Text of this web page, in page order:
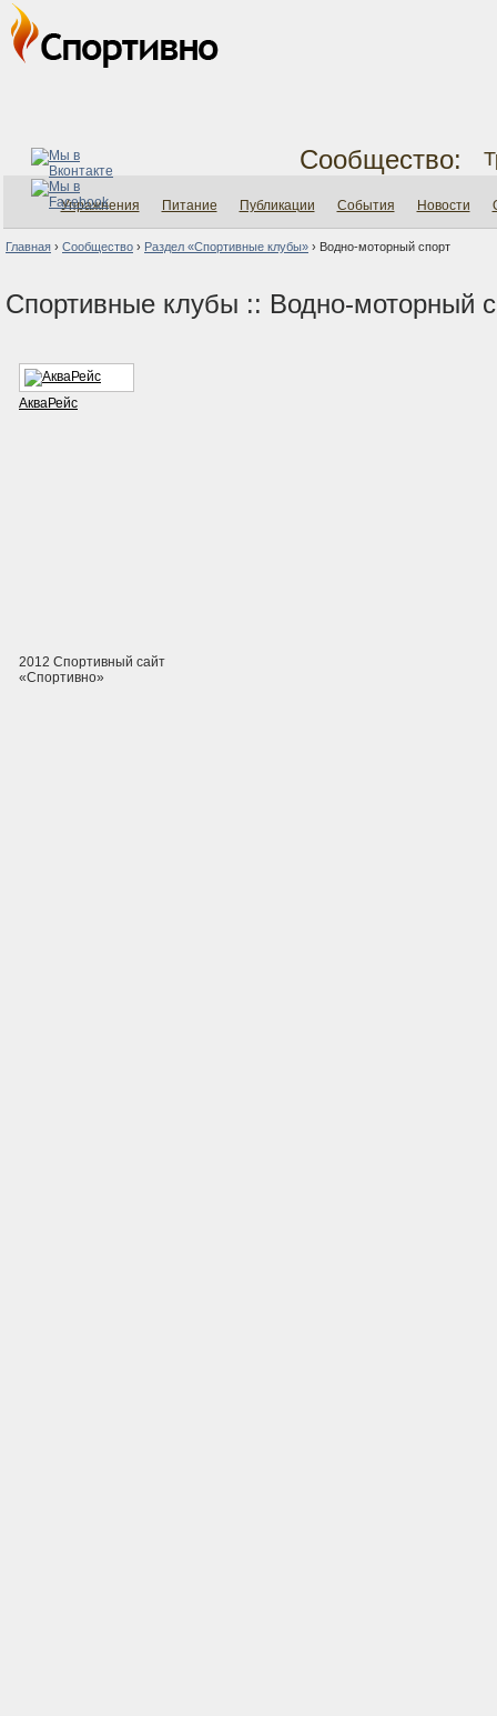
Сообщество:
Упражнения Питание Публикации События Новости
Главная › Сообщество › Раздел «Спортивные клубы» › Водно-моторный спорт
Спортивные клубы :: Водно-моторный
АкваРейс
2012 Спортивный сайт
«Спортивно»